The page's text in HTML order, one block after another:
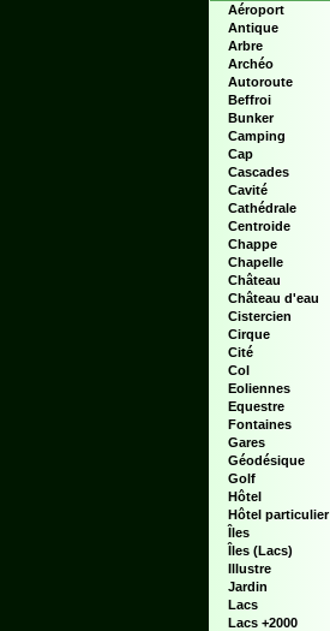
Aéroport
Antique
Arbre
Archéo
Autoroute
Beffroi
Bunker
Camping
Cap
Cascades
Cavité
Cathédrale
Centroide
Chappe
Chapelle
Château
Château d'eau
Cistercien
Cirque
Cité
Col
Eoliennes
Equestre
Fontaines
Gares
Géodésique
Golf
Hôtel
Hôtel particulier
Îles
Îles (Lacs)
Illustre
Jardin
Lacs
Lacs +2000